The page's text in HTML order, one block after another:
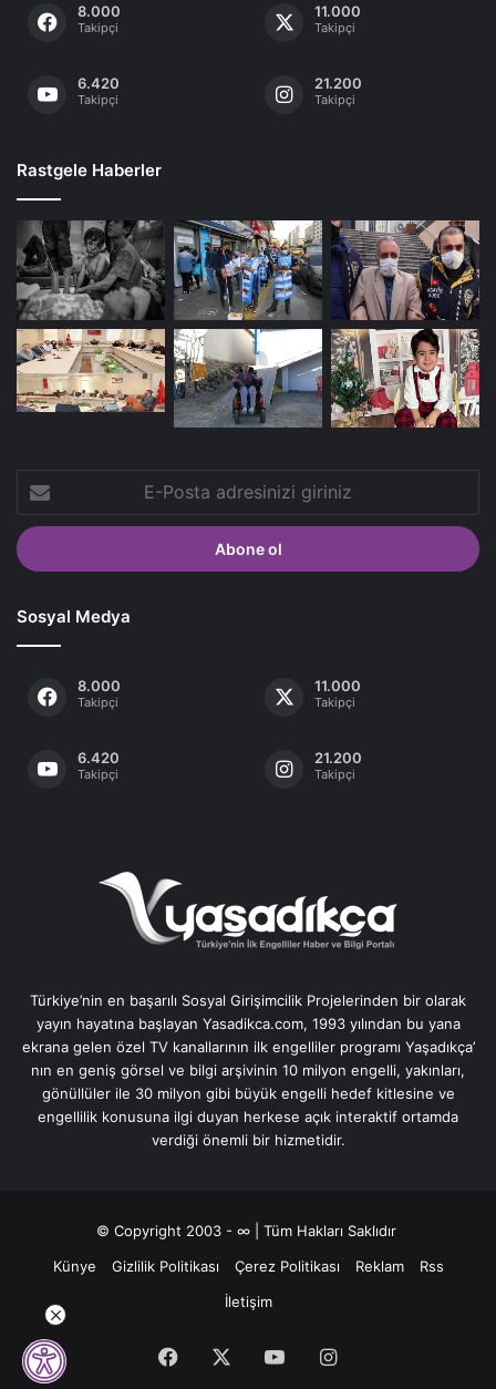
8.000
Takipçi
11.000
Takipçi
6.420
Takipçi
21.200
Takipçi
Rastgele Haberler
Posta
adresinizi
giriniz
Sosyal Medya
8.000
Takipçi
11.000
Takipçi
6.420
Takipçi
21.200
Takipçi
Türkiye’nin en başarılı Sosyal Girişimcilik Projelerinden bir olarak
yayın hayatına başlayan Yasadikca.com, 1993 yılından bu yana
ekrana gelen özel TV kanallarının ilk engelliler programı Yaşadıkça’
nın en geniş görsel ve bilgi arşivinin 10 milyon engelli, yakınları,
gönüllüler ile 30 milyon gibi büyük engelli hedef kitlesine ve
engellilik konusuna ilgi duyan herkese açık interaktif ortamda
verdiği önemli bir hizmetidir.
© Copyright 2003 - ∞ | Tüm Hakları Saklıdır
Künye
Gizlilik Politikası Çerez Politikası Reklam
Rss
İletişim
Facebook YouTubeInstagram